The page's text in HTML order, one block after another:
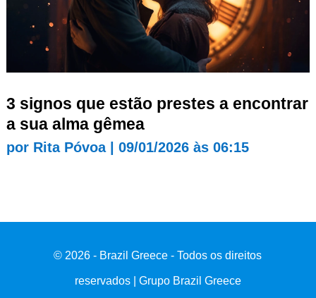
3 signos que estão prestes a encontrar
a sua alma gêmea
por Rita Póvoa| 09/01/2026 às 06:15
© 2026 - Brazil Greece - Todos os direitos
reservados | Grupo Brazil Greece